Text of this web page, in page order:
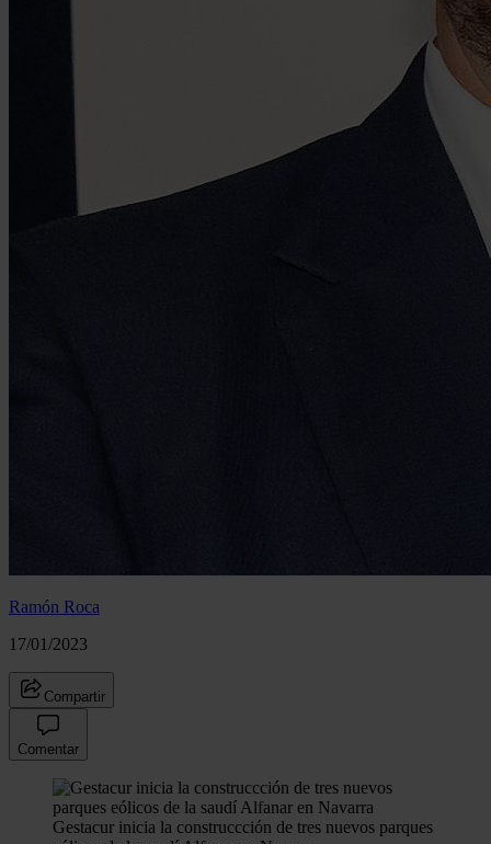
Ramón Roca
17/01/2023
Compartir
Comentar
Gestacur inicia la construccción de tres nuevos parques